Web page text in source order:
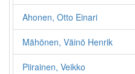
Ahonen, Otto Einari
Mähönen, Väinö Henrik
Piirainen, Veikko